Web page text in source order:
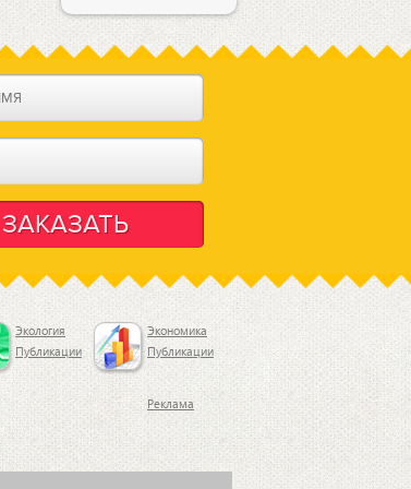
Экология
Публикации
Экономика
Публикации
Реклама